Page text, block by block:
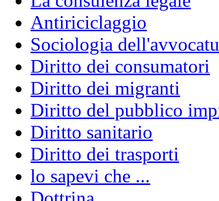
Antiriciclaggio
Sociologia
Diritto dei consumatori
Diritto dei migranti
Diritto del pubblico
Diritto sanitario
Diritto dei trasporti
lo sapevi che ...